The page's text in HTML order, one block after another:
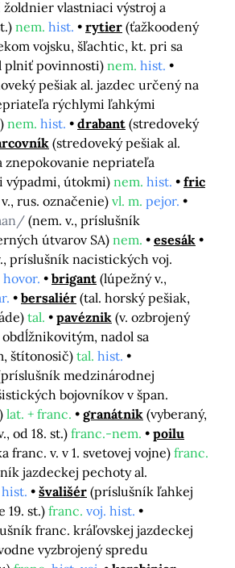
žoldnier vlastniaci výstroj a
nem. hist. rytier (ťažkoodený
vojsku, šľachtic, kt. pri sa
plniť povinnosti) nem. hist.
pešiak al. jazdec určený na
rýchlymi ľahkými
nem. hist. drabant (stredoveký
(stredoveký pešiak al.
znepokovanie nepriateľa
výpadmi, útokmi) nem. hist.
fric
rus. označenie) vl. m. pejor.
(nem. v., príslušník
útvarov SA) nem.
esesák
príslušník nacistických voj.
hovor. brigant (lúpežný v.,
bersaliér (tal. horský pešiak,
tal. pavéznik (v. ozbrojený
nadol sa
štítonosič) tal. hist.
medzinárodnej
bojovníkov v špan.
lat. + franc. granátnik (vyberaný,
od 18. st.) franc.-nem.
poilu
franc. v. v 1. svetovej vojne) franc.
jazdeckej pechoty al.
hist. švališér (príslušník ľahkej
19. st.) franc. voj. hist.
franc. kráľovskej jazdeckej
vyzbrojený spredu